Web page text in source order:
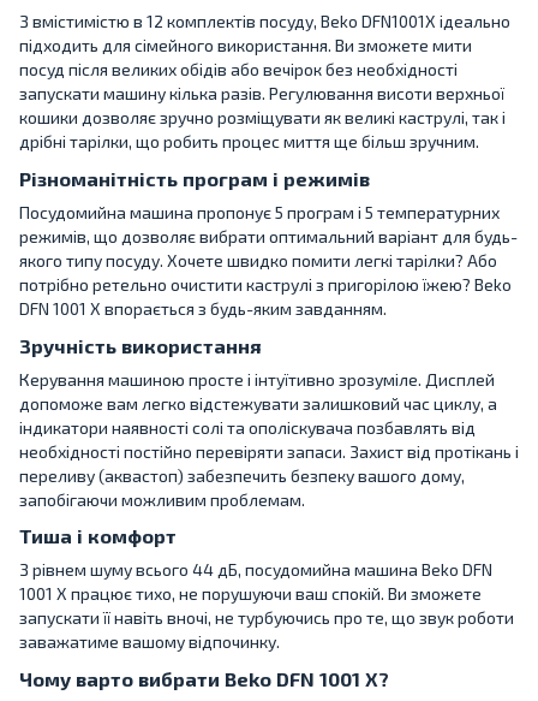
З вмістимістю в 12 комплектів посуду, Beko DFN1001X ідеально
підходить для сімейного використання. Ви зможете мити
посуд після великих обідів або вечірок без необхідності
запускати машину кілька разів. Регулювання висоти верхньої
кошики дозволяє зручно розміщувати як великі каструлі, так і
дрібні тарілки, що робить процес миття ще більш зручним.
Різноманітність програм і режимів
Посудомийна машина пропонує 5 програм і 5 температурних
режимів, що дозволяє вибрати оптимальний варіант для будь-
якого типу посуду. Хочете швидко помити легкі тарілки? Або
потрібно ретельно очистити каструлі з пригорілою їжею? Beko
DFN 1001 X впорається з будь-яким завданням.
Зручність використання
Керування машиною просте і інтуїтивно зрозуміле. Дисплей
допоможе вам легко відстежувати залишковий час циклу, а
індикатори наявності солі та ополіскувача позбавлять від
необхідності постійно перевіряти запаси. Захист від протікань і
переливу (аквастоп) забезпечить безпеку вашого дому,
запобігаючи можливим проблемам.
Тиша і комфорт
З рівнем шуму всього 44 дБ, посудомийна машина Beko DFN
1001 X працює тихо, не порушуючи ваш спокій. Ви зможете
запускати її навіть вночі, не турбуючись про те, що звук роботи
заважатиме вашому відпочинку.
Чому варто вибрати Beko DFN 1001 X?